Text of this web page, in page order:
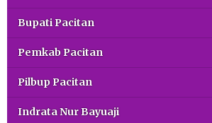
Bupati Pacitan
Pemkab Pacitan
Pilbup Pacitan
Indrata Nur Bayuaji